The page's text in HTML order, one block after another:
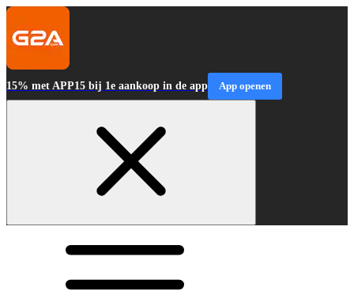
15% met APP15 bij 1e aankoop in de app App openen